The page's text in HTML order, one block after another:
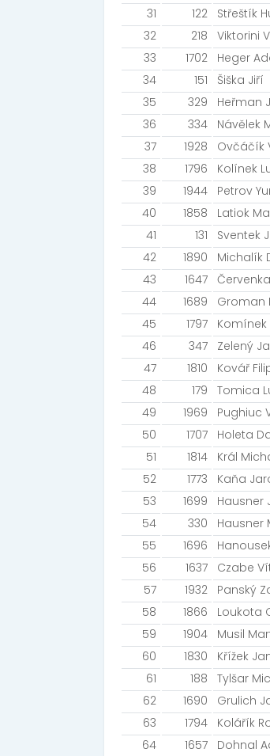
31
122 Střeštík
32
218 Viktorini
33
1702 Heger
34
151 Šiška Jiří
35
329 Heřman
36
334 Návělek
37
1928 Ovčáčík
38
1796 Kolínek
39
1944 Petrov
40
1858 Latiok
41
131 Sventek
42
1890 Michalík
43
1647
44
1689 Groman
45
1797
46
347 Zelený
47
1810 Kovář
48
179 Tomica
49
1969 Pughiuc
50
1707 Holeta
51
1814 Král
52
1773 Kaňa
53
1699 Hausner
54
330 Hausner
55
1696
56
1637 Czabe
57
1932 Panský
58
1866 Loukota
59
1904 Musil
60
1830 Křížek
61
188 Tylšar
62
1690 Grulich
63
1794 Kolářík
64
1657 Dohnal